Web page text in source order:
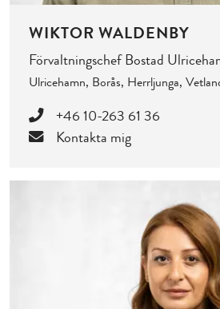
WIKTOR WALDENBY
Förvaltningschef Bostad
Ulricehamn, Borås, Herrljunga,
+46 10-263 61 36
Kontakta mig